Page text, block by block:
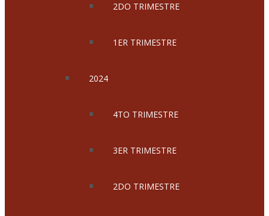
2DO TRIMESTRE
1ER TRIMESTRE
2024
4TO TRIMESTRE
3ER TRIMESTRE
2DO TRIMESTRE